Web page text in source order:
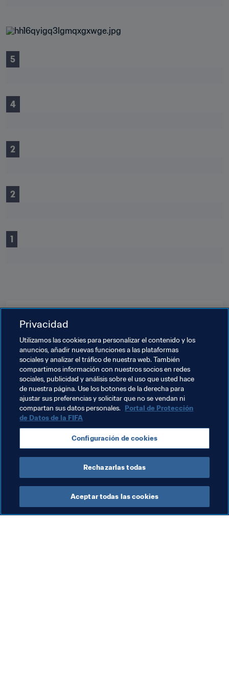
5
4
2
2
1
Temas relacionados
Copa Árabe de la FIFA 2021™ Saudi Arabia
Qatar Tunisia Morocco Algeria
United Arab Emirates Libya Comoros
Palestine Yemen Jordan Syria Djibouti
Somalia Sudan South Sudan Mauritania
Lebanon Baréin Kuwait Oman Egypt
Privacidad
Utilizamos las cookies para personalizar el contenido y los
anuncios, añadir nuevas funciones a las plataformas
sociales y analizar el tráfico de nuestra web. También
compartimos información con nuestros socios en redes
sociales, publicidad y análisis sobre el uso que usted hace
de nuestra página. Use los botones de la derecha para
ajustar sus preferencias y solicitar que no se vendan ni
compartan sus datos personales. Portal de Protección
de Datos de la FIFA
Configuración de cookies
Rechazarlas todas
Aceptar todas las cookies